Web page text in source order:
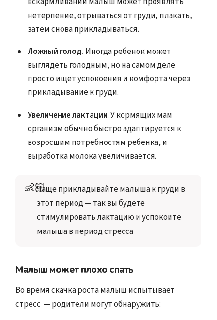
нетерпение, отрываться от груди, плакать,
затем снова прикладываться.
Ложный голод. Иногда ребенок может
выглядеть голодным, но на самом деле
просто ищет успокоения и комфорта через
прикладывание к груди.
Увеличение лактации. У кормящих мам
организм обычно быстро адаптируется к
возросшим потребностям ребенка, и
выработка молока увеличивается.
👶🏻Чаще прикладывайте малыша к груди в
этот период — так вы будете
стимулировать лактацию и успокоите
малыша в период стресса
Малыш может плохо спать
Во время скачка роста малыш испытывает
стресс — родители могут обнаружить: